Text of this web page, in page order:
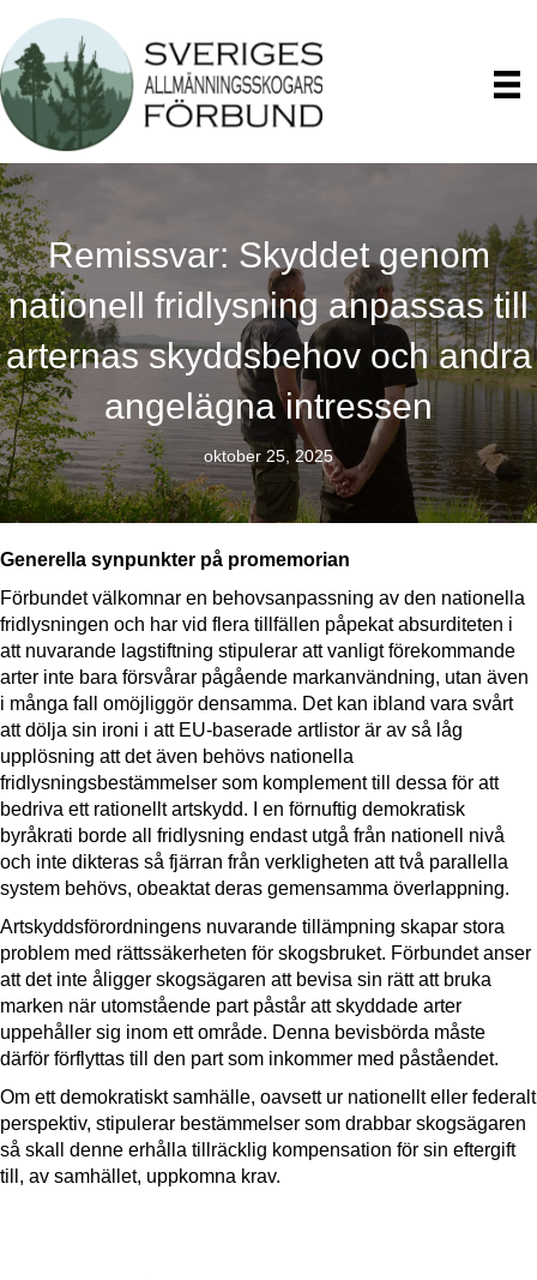
Remissvar: Skyddet genom
nationell fridlysning anpassas till
arternas skyddsbehov och andra
angelägna intressen
oktober 25, 2025
Generella synpunkter på promemorian
Förbundet välkomnar en behovsanpassning av den nationella
fridlysningen och har vid flera tillfällen påpekat absurditeten i
att nuvarande lagstiftning stipulerar att vanligt förekommande
arter inte bara försvårar pågående markanvändning, utan även
i många fall omöjliggör densamma. Det kan ibland vara svårt
att dölja sin ironi i att EU-baserade artlistor är av så låg
upplösning att det även behövs nationella
fridlysningsbestämmelser som komplement till dessa för att
bedriva ett rationellt artskydd. I en förnuftig demokratisk
byråkrati borde all fridlysning endast utgå från nationell nivå
och inte dikteras så fjärran från verkligheten att två parallella
system behövs, obeaktat deras gemensamma överlappning.
Artskyddsförordningens nuvarande tillämpning skapar stora
problem med rättssäkerheten för skogsbruket. Förbundet anser
att det inte åligger skogsägaren att bevisa sin rätt att bruka
marken när utomstående part påstår att skyddade arter
uppehåller sig inom ett område. Denna bevisbörda måste
därför förflyttas till den part som inkommer med påståendet.
Om ett demokratiskt samhälle, oavsett ur nationellt eller federalt
perspektiv, stipulerar bestämmelser som drabbar skogsägaren
så skall denne erhålla tillräcklig kompensation för sin eftergift
till, av samhället, uppkomna krav.